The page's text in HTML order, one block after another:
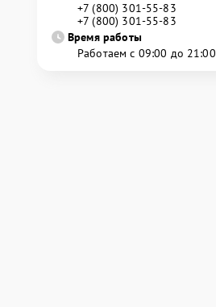
+7 (800) 301-55-83
+7 (800) 301-55-83
Время работы
Работаем с 09:00 до 21:00